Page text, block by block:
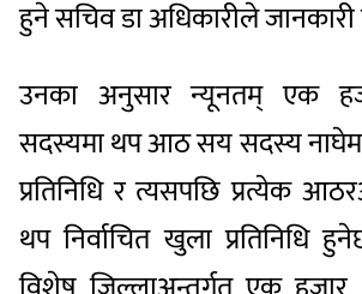
हुने सचिव डा अधिकारीले जानकारी
उनका अनुसार न्यूनतम् एक
सदस्यमा थप आठ सय सदस्य
प्रतिनिधि र त्यसपछि प्रत्येक
थप निर्वाचित खुला प्रतिनिधि